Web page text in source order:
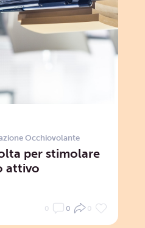
Occhiovolante
per stimolare
attivo
0 0 0